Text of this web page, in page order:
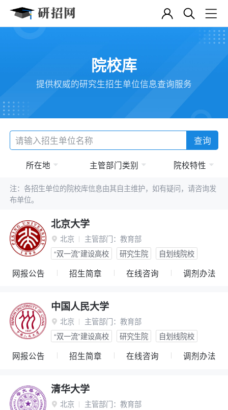
院校库
提供权威的研究生招生单位信息查询服务
查询
所在地 主管部门类别 院校特性
注：各招生单位的院校库信息由其自主维护，如有疑问，请咨询发
布单位。
北京大学
 北京 主管部门： 教育部
“双一流”建设高校
研究生院 自划线院校
网报公告 招生简章 在线咨询 调剂办法
中国人民大学
 北京 主管部门： 教育部
“双一流”建设高校
研究生院 自划线院校
网报公告 招生简章 在线咨询 调剂办法
清华大学
 北京 主管部门： 教育部